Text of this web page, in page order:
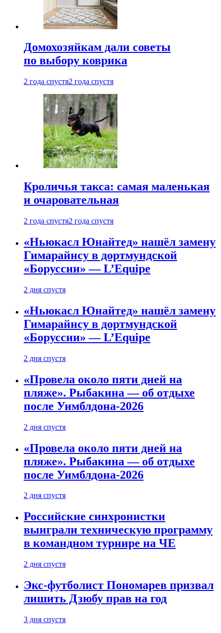
Домохозяйкам дали советы
по выбору коврика
2 года спустя2 года спустя
Кроличья такса: самая маленькая
и очаровательная
2 года спустя2 года спустя
«Ньюкасл Юнайтед» нашёл замену
Гимарайнсу в дортмундской
«Боруссии» — L’Equipe
2 дня спустя
«Ньюкасл Юнайтед» нашёл замену
Гимарайнсу в дортмундской
«Боруссии» — L’Equipe
2 дня спустя
«Провела около пяти дней на
пляже». Рыбакина — об отдыхе
после Уимблдона-2026
2 дня спустя
«Провела около пяти дней на
пляже». Рыбакина — об отдыхе
после Уимблдона-2026
2 дня спустя
Российские синхронистки
выиграли техническую программу
в командном турнире на ЧЕ
2 дня спустя
Экс-футболист Пономарев призвал
лишить Дзюбу прав на год
3 дня спустя